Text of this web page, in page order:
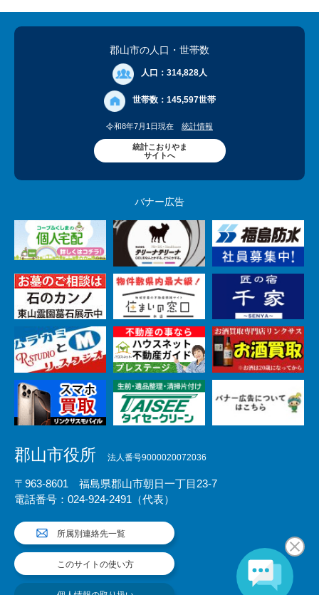
郡山市の人口 ・世帯数
人口： 314,828人
世帯数： 145,597世帯
令和8年7月1日現在 統計情報
統計こおりやま
サイトへ
バナー広告
郡山市役所 法人番号9000020072036
〒963-8601 福島県郡山市朝日一丁目23-7
電話番号：024-924-2491（代表）
所属別連絡先一覧
このサイトの使い方